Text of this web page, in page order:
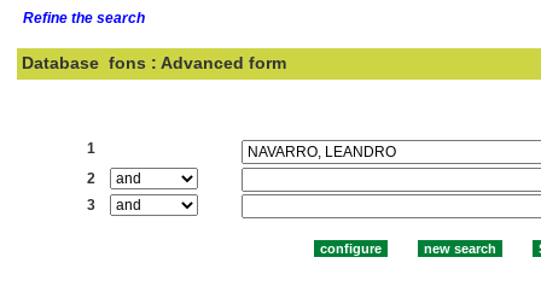
Refine the search
Database fons : Advanced form
1
2
3